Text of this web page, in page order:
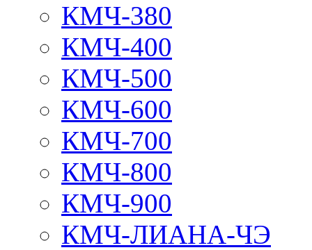
КМЧ-380
КМЧ-400
КМЧ-500
КМЧ-600
КМЧ-700
КМЧ-800
КМЧ-900
КМЧ-ЛИАНА-ЧЭ